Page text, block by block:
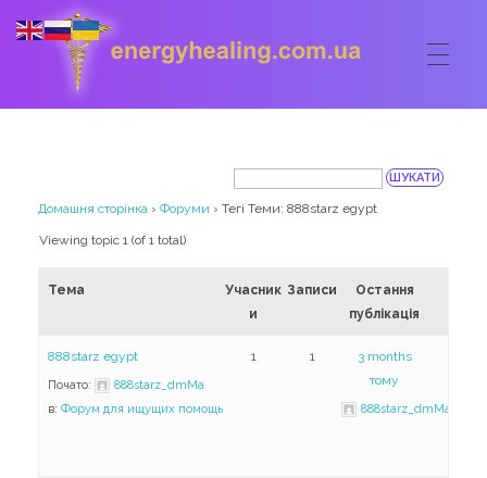
ДОПОМОГА
Консультація онлайн
Астрологія
Кодекс
Ангельське цілительство
КОРИСНЕ
Сакральні тури
КОНТАКТИ
Домашня сторінка › Форуми › Тегі Теми: 888starz egypt
Viewing topic 1 (of 1 total)
Тема
Учасник
и
Записи
Остання
публікація
888starz egypt
Почато:
888starz_dmMa
в: Форум для ищущих помощь
1 1
3 months
тому
888starz_dmMa